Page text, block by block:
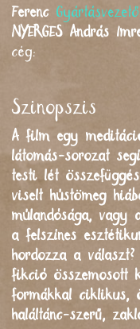
Ferenc
NYERGES András
cég:
Szinopszis
A film egy
látomás-sorozat
testi lét
viselt hústömeg
múlandósága, vagy
a felszínes
hordozza a
fikció összemosott
formákkal ciklikus,
haláltánc-szerű,